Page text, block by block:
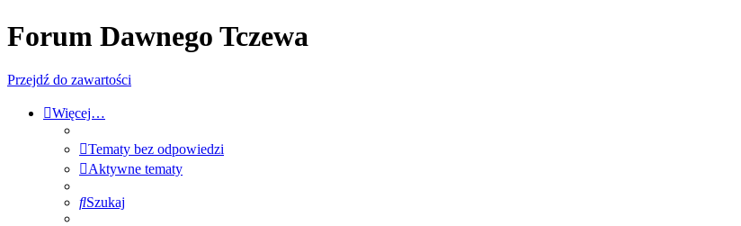
Forum Dawnego Tczewa
Przejdź do zawartości
Więcej…
Tematy bez odpowiedzi
Aktywne tematy
Szukaj